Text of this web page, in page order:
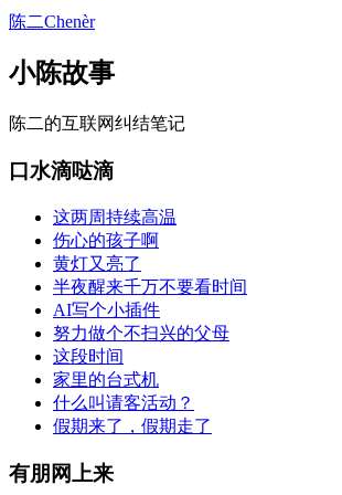
陈二Chenèr
小陈故事
陈二的互联网纠结笔记
口水滴哒滴
这两周持续高温
伤心的孩子啊
黄灯又亮了
半夜醒来千万不要看时间
AI写个小插件
努力做个不扫兴的父母
这段时间
家里的台式机
什么叫请客活动？
假期来了，假期走了
有朋网上来